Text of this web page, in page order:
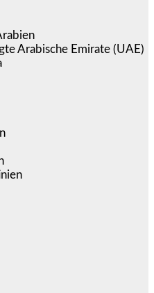
Arabische Emirate (UAE)